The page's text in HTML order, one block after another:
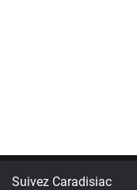
Suivez Caradisiac